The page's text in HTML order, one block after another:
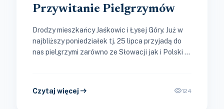
Przywitanie Pielgrzymów
Drodzy mieszkańcy Jaśkowic i Łysej Góry. Już w
najbliższy poniedziałek tj. 25 lipca przyjadą do
nas pielgrzymi zarówno ze Słowacji jak i Polski z
Czytaj więcej arrow_right_alt visibility124